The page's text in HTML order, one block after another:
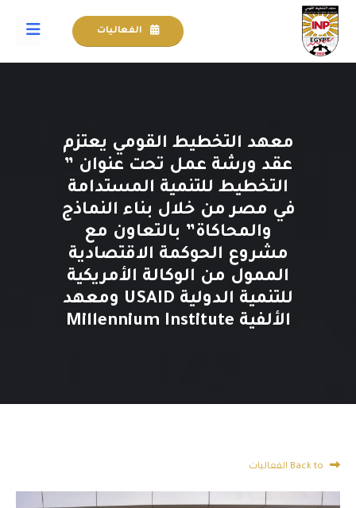
الفعاليات
معهد التخطيط القومي يعتزم
عقد ورشة عمل تحت عنوان ”
التخطيط للتنمية المستدامة
في مصر من خلال بناء النماذج
والمحاكاة” بالتعاون مع
مشروع الحوكمة الاقتصادية
الممول من الوكالة الأمريكية
للتنمية الدولية USAID ومعهد
الألفية Millennium Institute